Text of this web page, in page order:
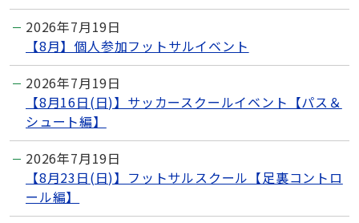
2026年7月19日
【8月】個人参加フットサルイベント
2026年7月19日
【8月16日(日)】サッカースクールイベント【パス＆
シュート編】
2026年7月19日
【8月23日(日)】フットサルスクール【足裏コントロ
ール編】